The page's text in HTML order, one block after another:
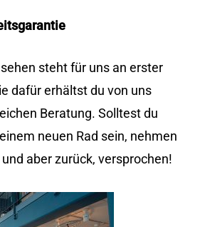
steht für uns an erster
dafür erhältst du von uns
Beratung. Solltest du
neuen Rad sein, nehmen
aber zurück, versprochen!